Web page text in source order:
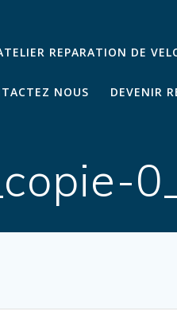
REPARATION DE
NOUS DEVENIR